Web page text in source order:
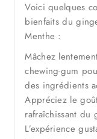
Voici quelques
bienfaits du
Menthe :
Mâchez
chewing-gum
des ingrédients
Appréciez le
rafraîchissant du
L’expérience